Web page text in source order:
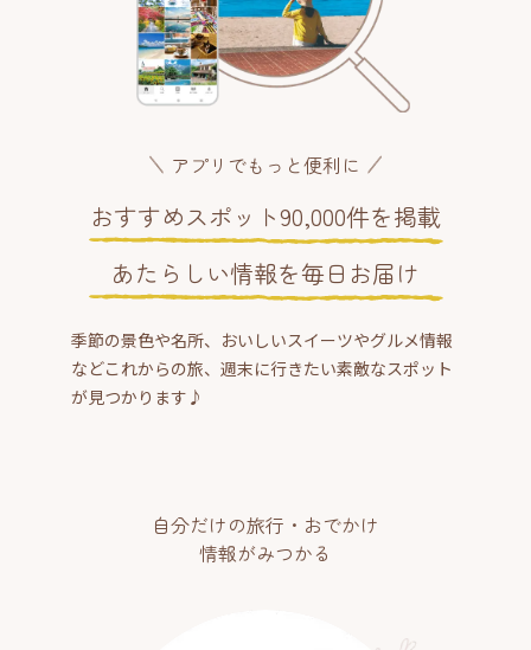
アプリでもっと便利に
おすすめスポット90,000件を掲載
あたらしい情報を毎日お届け
季節の景色や名所、おいしいスイーツやグルメ情報
などこれからの旅、週末に行きたい素敵なスポット
が見つかります♪
自分だけの旅行・おでかけ
情報がみつかる